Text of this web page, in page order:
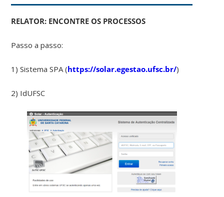
RELATOR: ENCONTRE OS PROCESSOS
Passo a passo:
1) Sistema SPA (https://solar.egestao.ufsc.br/)
2) IdUFSC